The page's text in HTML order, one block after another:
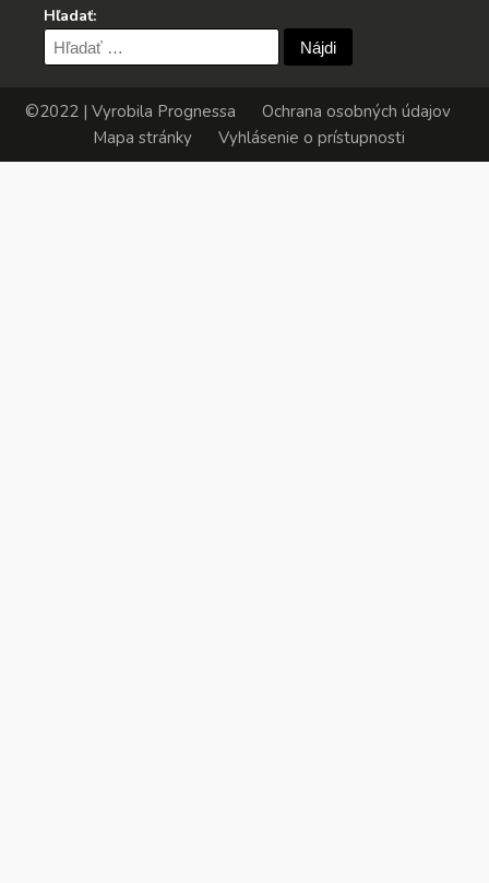
Hľadať:
Hľadať:
©2022 | Vyrobila Prognessa
Ochrana osobných údajov
Mapa stránky
Vyhlásenie o prístupnosti